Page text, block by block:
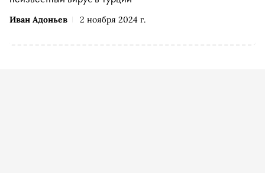
Иван Адоньев 2 ноября 2024 г.